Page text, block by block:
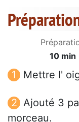
10 min
Mettre l'
Ajouté 3
morceau.